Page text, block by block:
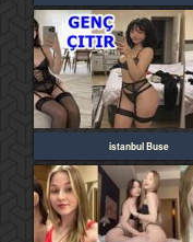
istanbul Buse